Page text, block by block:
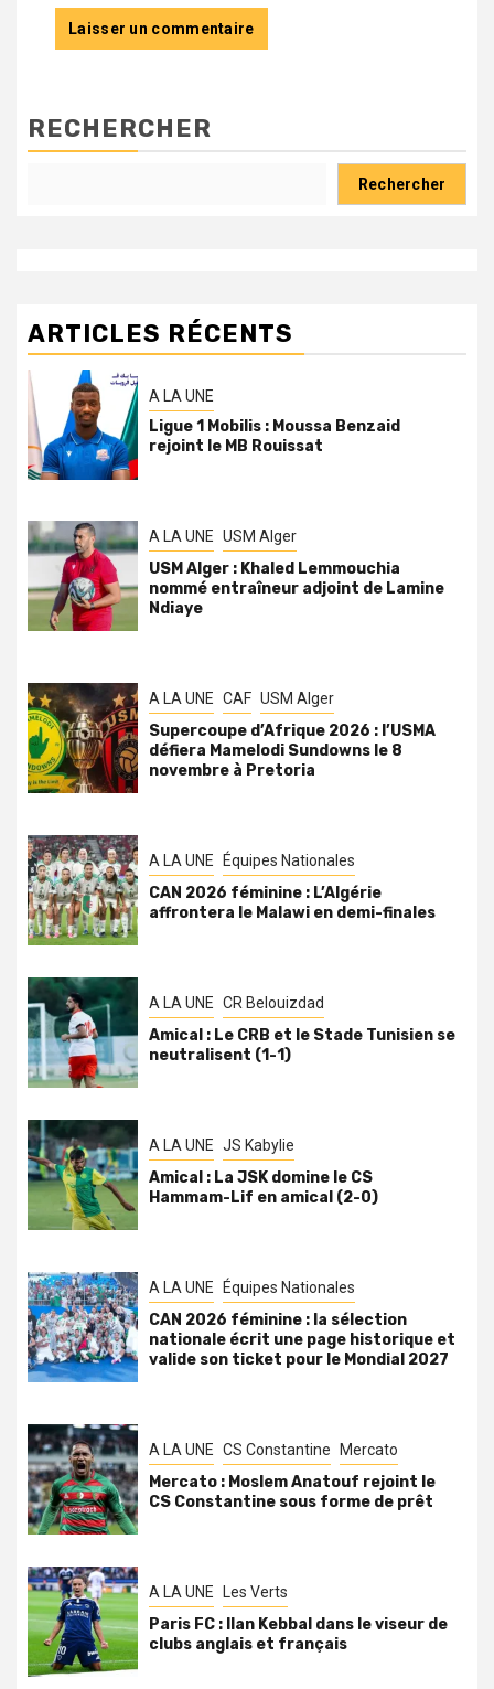
RECHERCHER
Rechercher
ARTICLES RÉCENTS
A LA UNE
Ligue 1 Mobilis : Moussa Benzaid
rejoint le MB Rouissat
A LA UNE USM Alger
USM Alger : Khaled Lemmouchia
nommé entraîneur adjoint de Lamine
Ndiaye
A LA UNE CAF USM Alger
Supercoupe d’Afrique 2026 : l’USMA
défiera Mamelodi Sundowns le 8
novembre à Pretoria
A LA UNE Équipes Nationales
CAN 2026 féminine : L’Algérie
affrontera le Malawi en demi-finales
A LA UNE CR Belouizdad
Amical : Le CRB et le Stade Tunisien se
neutralisent (1-1)
A LA UNE JS Kabylie
Amical : La JSK domine le CS
Hammam-Lif en amical (2-0)
A LA UNE Équipes Nationales
CAN 2026 féminine : la sélection
nationale écrit une page historique et
valide son ticket pour le Mondial 2027
A LA UNE CS Constantine Mercato
Mercato : Moslem Anatouf rejoint le
CS Constantine sous forme de prêt
A LA UNE Les Verts
Paris FC : Ilan Kebbal dans le viseur de
clubs anglais et français